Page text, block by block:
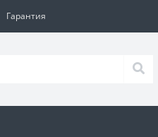
Гарантия